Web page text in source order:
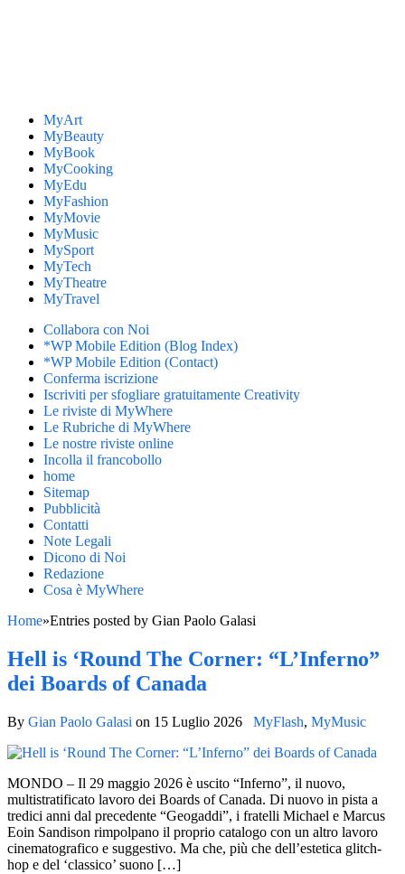
MyArt
MyBeauty
MyBook
MyCooking
MyEdu
MyFashion
MyMovie
MyMusic
MySport
MyTech
MyTheatre
MyTravel
Collabora con Noi
*WP Mobile Edition (Blog Index)
*WP Mobile Edition (Contact)
Conferma iscrizione
Iscriviti per sfogliare gratuitamente Creativity
Le riviste di MyWhere
Le Rubriche di MyWhere
Le nostre riviste online
Incolla il francobollo
home
Sitemap
Pubblicità
Contatti
Note Legali
Dicono di Noi
Redazione
Cosa è MyWhere
Home»Entries posted by Gian Paolo Galasi
Hell is ‘Round The Corner: “L’Inferno”
dei Boards of Canada
By Gian Paolo Galasi on 15 Luglio 2026 MyFlash, MyMusic
MONDO – Il 29 maggio 2026 è uscito “Inferno”, il nuovo,
multistratificato lavoro dei Boards of Canada. Di nuovo in pista a
tredici anni dal precedente “Geogaddi”, i fratelli Michael e Marcus
Eoin Sandison rimpolpano il proprio catalogo con un altro lavoro
cinematografico e suggestivo. Ma che, più che dell’estetica glitch-
hop e del ‘classico’ suono […]